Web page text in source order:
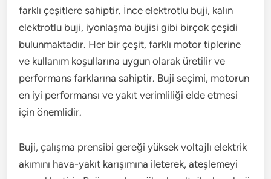
farklı çeşitlere sahiptir. İnce elektrotlu buji, kalın
elektrotlu buji, iyonlaşma bujisi gibi birçok çeşidi
bulunmaktadır. Her bir çeşit, farklı motor tiplerine
ve kullanım koşullarına uygun olarak üretilir ve
performans farklarına sahiptir. Buji seçimi, motorun
en iyi performansı ve yakıt verimliliği elde etmesi
için önemlidir.
Buji, çalışma prensibi gereği yüksek voltajlı elektrik
akımını hava-yakıt karışımına ileterek, ateşlemeyi